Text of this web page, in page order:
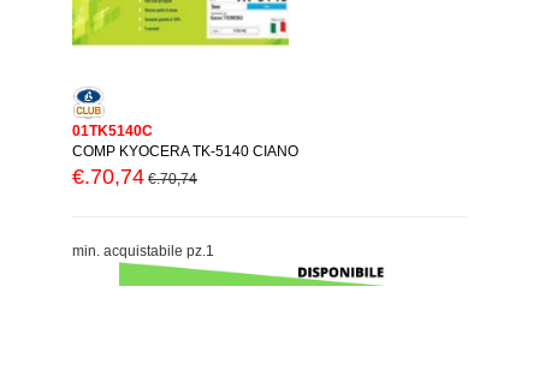
01TK5140C
COMP KYOCERA TK-5140 CIANO
€.70,74 €.70,74
min. acquistabile pz.1